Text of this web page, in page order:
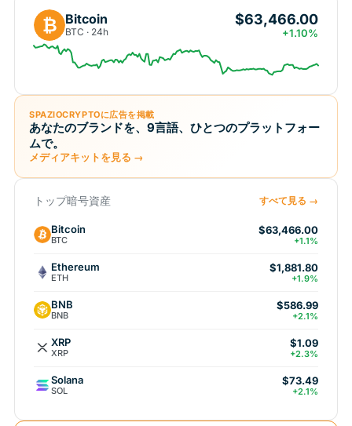
₿ Bitcoin
BTC · 24h
$63,466.00
+1.10%
SPAZIOCRYPTOに広告を掲載
あなたのブランドを、9言語、ひとつのプラットフォー
ムで。
メディアキットを見る →
トップ暗号資産 すべて見る →
Bitcoin
BTC
$63,466.00
+1.1%
Ethereum
ETH
$1,881.80
+1.9%
BNB
BNB
$586.99
+2.1%
XRP
XRP
$1.09
+2.3%
Solana
SOL
$73.49
+2.1%